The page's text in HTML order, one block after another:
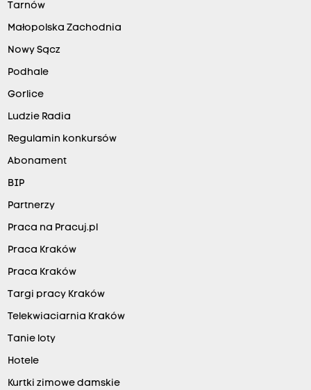
Tarnów
Małopolska Zachodnia
Nowy Sącz
Podhale
Gorlice
Ludzie Radia
Regulamin konkursów
Abonament
BIP
Partnerzy
Praca na Pracuj.pl
Praca Kraków
Praca Kraków
Targi pracy Kraków
Telekwiaciarnia Kraków
Tanie loty
Hotele
Kurtki zimowe damskie